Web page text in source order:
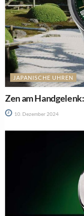
JAPANISCHE UHREN
Zen am
10. Dezember 2024